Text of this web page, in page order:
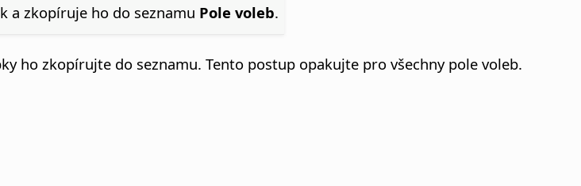
a zkopíruje ho do seznamu Pole voleb.
ho zkopírujte do seznamu. Tento postup opakujte pro všechny pole voleb.